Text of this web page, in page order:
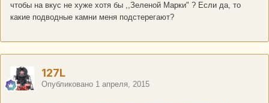
чтобы на вкус не хуже хотя бы ,,Зеленой Марки" ? Если да, то
какие подводные камни меня подстерегают?
127L
Опубликовано 1 апреля, 2015